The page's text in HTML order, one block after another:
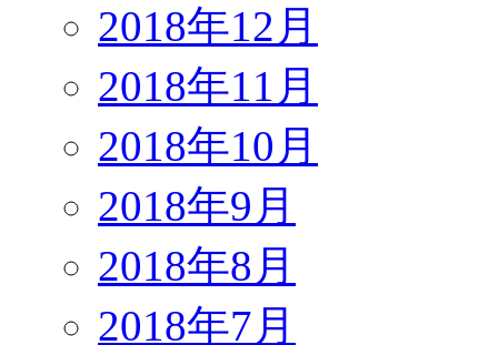
2018年12月
2018年11月
2018年10月
2018年9月
2018年8月
2018年7月